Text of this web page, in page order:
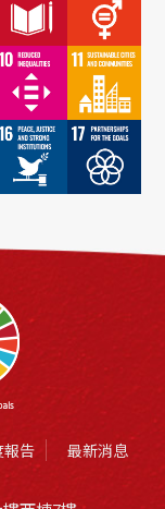
報告 最新消息